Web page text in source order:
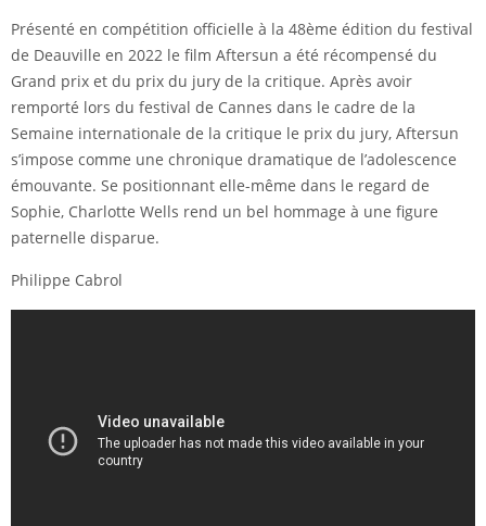
Présenté en compétition officielle à la 48ème édition du festival
de Deauville en 2022 le film Aftersun a été récompensé du
Grand prix et du prix du jury de la critique. Après avoir
remporté lors du festival de Cannes dans le cadre de la
Semaine internationale de la critique le prix du jury, Aftersun
s’impose comme une chronique dramatique de l’adolescence
émouvante. Se positionnant elle-même dans le regard de
Sophie, Charlotte Wells rend un bel hommage à une figure
paternelle disparue.
Philippe Cabrol